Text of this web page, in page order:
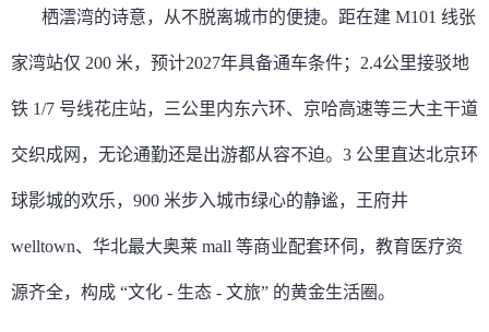
栖澐湾的诗意，从不脱离城市的便捷。距在建 M101 线张
家湾站仅 200 米，预计2027年具备通车条件；2.4公里接驳地
铁 1/7 号线花庄站，三公里内东六环、京哈高速等三大主干道
交织成网，无论通勤还是出游都从容不迫。3 公里直达北京环
球影城的欢乐，900 米步入城市绿心的静谧，王府井
welltown、华北最大奥莱 mall 等商业配套环伺，教育医疗资
源齐全，构成 “文化 - 生态 - 文旅” 的黄金生活圈。